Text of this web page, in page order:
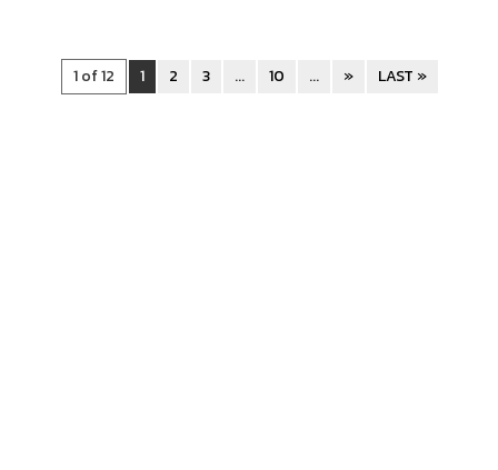
1 of 12 1 2 3 ... 10 ... » LAST »